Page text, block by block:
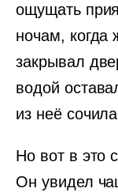
ощущать
ночам, когда
закрывал
водой
из неё
Но вот в это
Он увидел